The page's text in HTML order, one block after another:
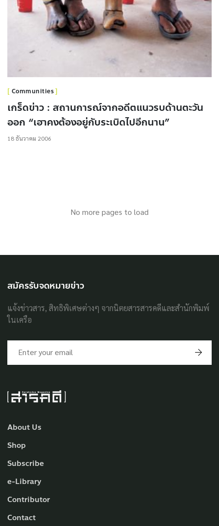
Communities
เกร็ดข่าว : สถานการณ์จากอดีตแนวรบด้านตะวัน
ออก “เฮาคงต้องอยู่กับระเบิดไปอีกนาน”
18 ธันวาคม 2006
No more pages to load
About Us
Shop
Subscribe
e-Library
Contributor
Contact
สมัครรับจดหมายข่าว
แจ้งข่าวสาร, สิทธิพิเศษต่างๆ จากนิตยสารสารคดีและสำนักพิมพ์
ในเครือ